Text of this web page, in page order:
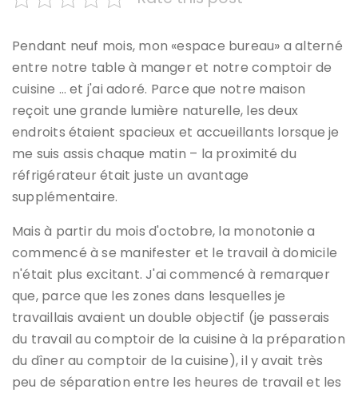
Pendant neuf mois, mon «espace bureau» a alterné
entre notre table à manger et notre comptoir de
cuisine … et j'ai adoré. Parce que notre maison
reçoit une grande lumière naturelle, les deux
endroits étaient spacieux et accueillants lorsque je
me suis assis chaque matin – la proximité du
réfrigérateur était juste un avantage
supplémentaire.
Mais à partir du mois d'octobre, la monotonie a
commencé à se manifester et le travail à domicile
n'était plus excitant. J'ai commencé à remarquer
que, parce que les zones dans lesquelles je
travaillais avaient un double objectif (je passerais
du travail au comptoir de la cuisine à la préparation
du dîner au comptoir de la cuisine), il y avait très
peu de séparation entre les heures de travail et les